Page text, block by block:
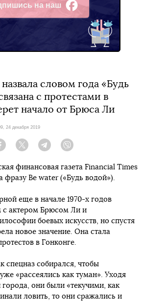
на наш
словом года «Будь
с протестами в
начало от Брюса Ли
24 декабря 2019
Facebook Twitter Telegram
финансовая газета Financial Times
фразу Be water («Будь водой»).
еще в начале 1970-х годов
с актером Брюсом Ли и
боевых искусств, но спустя
новое значение. Она стала
в Гонконге.
спецназ собирался, чтобы
«рассеялись как туман». Уходя
города, они были «текучими, как
ловить, то они сражались и